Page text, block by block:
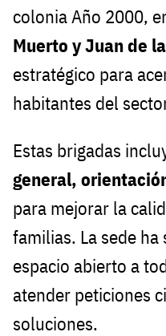
colonia Año 2000,
Muerto y Juan de
estratégico para
habitantes del
Estas brigadas
general,
para mejorar la
familias. La sede
espacio abierto a
atender peticiones
soluciones.